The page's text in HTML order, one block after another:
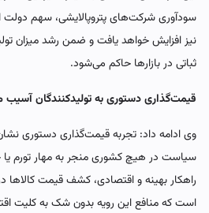
سودآوری شرکت‌های پتروپالایشی، سهم دولت
نیز افزایش خواهد یافت و ضمن رشد میزان
ثباتی در بازارها حاکم می‌شود.
قیمت‌گذاری دستوری به تولیدکنندگان آسیب
وی ادامه داد: تجربه قیمت‌گذاری دستوری
سیاست در هیچ کشوری منجر به مهار تورم
راهکار بهینه و اقتصادی، کشف قیمت کالاها
است که منافع این رویه بدون شک به کلیت